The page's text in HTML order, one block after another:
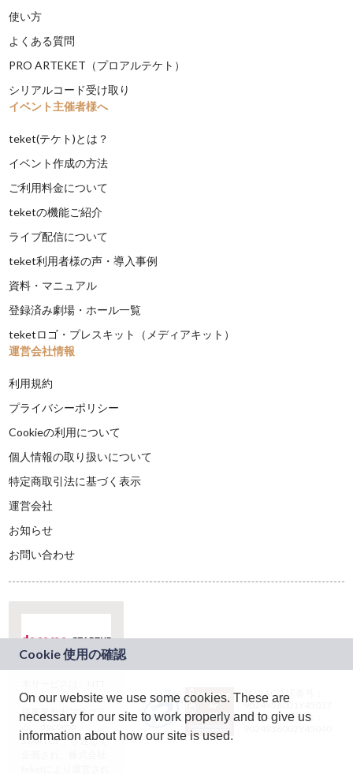
使い方
よくある質問
PRO ARTEKET（プロアルテケト）
シリアルコード受け取り
イベント主催者様へ
teket(テケト)とは？
イベント作成の方法
ご利用料金について
teketの機能ご紹介
ライブ配信について
teket利用者様の声・導入事例
資料・マニュアル
登録済み劇場・ホール一覧
teketロゴ・プレスキット（メディアキット）
運営会社情報
利用規約
プライバシーポリシー
Cookieの利用について
個人情報の取り扱いについて
特定商取引法に基づく表示
運営会社
お知らせ
お問い合わせ
ドコモグループの新
規事業創出プログラ
ム「docomo
STARTUP」を通じて
JASRAC許諾番号：
9024936001Y45037
JASRAC許諾番号：
On our website we use some cookies. These are
necessary for our site to work properly and to give us
information about how our site is used.